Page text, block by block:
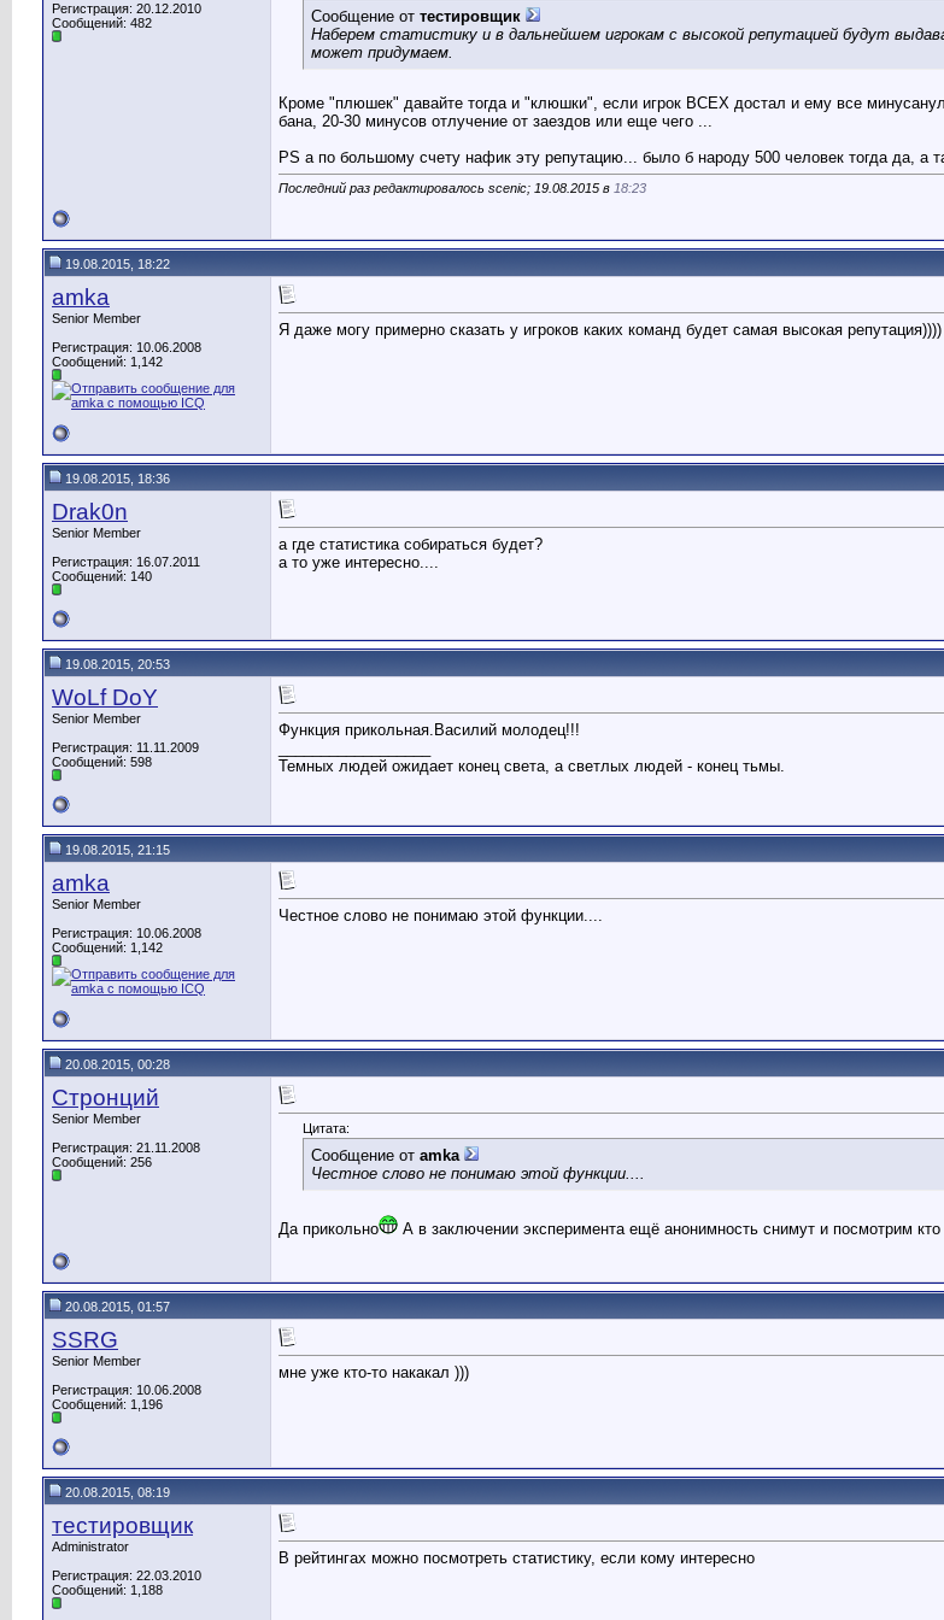
Регистрация: 20.12.2010
Сообщений: 482
Сообщение от тестировщик
Наберем статистику и в дальнейшем игрокам с высокой репутацией будут
может придумаем.
Кроме "плюшек" давайте тогда и "клюшки", если игрок ВСЕХ достал и ему все
бана, 20-30 минусов отлучение от заездов или еще чего ...
PS а по большому счету нафик эту репутацию... было б народу 500 человек тогда да, а
Последний раз редактировалось scenic; 19.08.2015 в 18:23
19.08.2015, 18:22
amka
Senior Member
Регистрация: 10.06.2008
Сообщений: 1,142
Я даже могу примерно сказать у игроков каких команд будет самая высокая репутация))))
19.08.2015, 18:36
Drak0n
Senior Member
Регистрация: 16.07.2011
Сообщений: 140
а где статистика собираться будет?
а то уже интересно....
19.08.2015, 20:53
WoLf DoY
Senior Member
Регистрация: 11.11.2009
Сообщений: 598
Функция прикольная.Василий молодец!!!
Темных людей ожидает конец света, а светлых людей - конец тьмы.
19.08.2015, 21:15
amka
Senior Member
Регистрация: 10.06.2008
Сообщений: 1,142
Честное слово не понимаю этой функции....
20.08.2015, 00:28
Стронций
Senior Member
Регистрация: 21.11.2008
Сообщений: 256
Цитата:
Сообщение от amka
Честное слово не понимаю этой функции....
Да прикольно А в заключении эксперимента ещё анонимность снимут и посмотрим кто
20.08.2015, 01:57
SSRG
Senior Member
Регистрация: 10.06.2008
Сообщений: 1,196
мне уже кто-то накакал )))
20.08.2015, 08:19
тестировщик
Administrator
Регистрация: 22.03.2010
Сообщений: 1,188
В рейтингах можно посмотреть статистику, если кому интересно